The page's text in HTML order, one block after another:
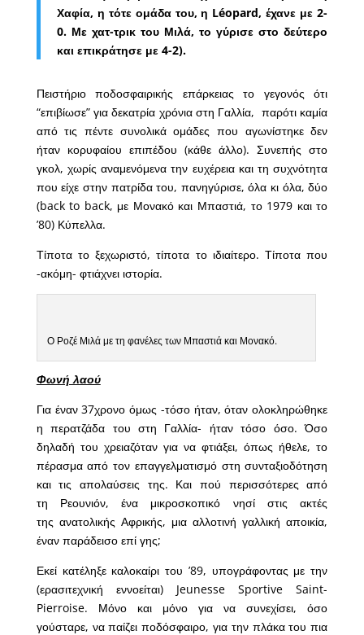
Χαφία, η τότε ομάδα του, η Léopard, έχανε με 2-
0. Με χατ-τρικ του Μιλά, το γύρισε στο δεύτερο
και επικράτησε με 4-2).
Πειστήριο ποδοσφαιρικής επάρκειας το γεγονός ότι
“επιβίωσε” για δεκατρία χρόνια στη Γαλλία, παρότι καμία
από τις πέντε συνολικά ομάδες που αγωνίστηκε δεν
ήταν κορυφαίου επιπέδου (κάθε άλλο). Συνεπής στο
γκολ, χωρίς αναμενόμενα την ευχέρεια και τη συχνότητα
που είχε στην πατρίδα του, πανηγύρισε, όλα κι όλα, δύο
(back to back, με Μονακό και Μπαστιά, το 1979 και το
’80) Κύπελλα.
Τίποτα το ξεχωριστό, τίποτα το ιδιαίτερο. Τίποτα που
-ακόμη- φτιάχνει ιστορία.
Ο Ροζέ Μιλά με τη φανέλες των Μπαστιά και Μονακό.
Φωνή λαού
Για έναν 37χρονο όμως -τόσο ήταν, όταν ολοκληρώθηκε
η περατζάδα του στη Γαλλία- ήταν τόσο όσο. Όσο
δηλαδή του χρειαζόταν για να φτιάξει, όπως ήθελε, το
πέρασμα από τον επαγγελματισμό στη συνταξιοδότηση
και τις απολαύσεις της. Και πού περισσότερες από
τη Ρεουνιόν, ένα μικροσκοπικό νησί στις ακτές
της ανατολικής Αφρικής, μια αλλοτινή γαλλική αποικία,
έναν παράδεισο επί γης;
Εκεί κατέληξε καλοκαίρι του ’89, υπογράφοντας με την
(ερασιτεχνική εννοείται) Jeunesse Sportive Saint-
Pierroise. Μόνο και μόνο για να συνεχίσει, όσο
γούσταρε, να παίζει ποδόσφαιρο, για την πλάκα του πια